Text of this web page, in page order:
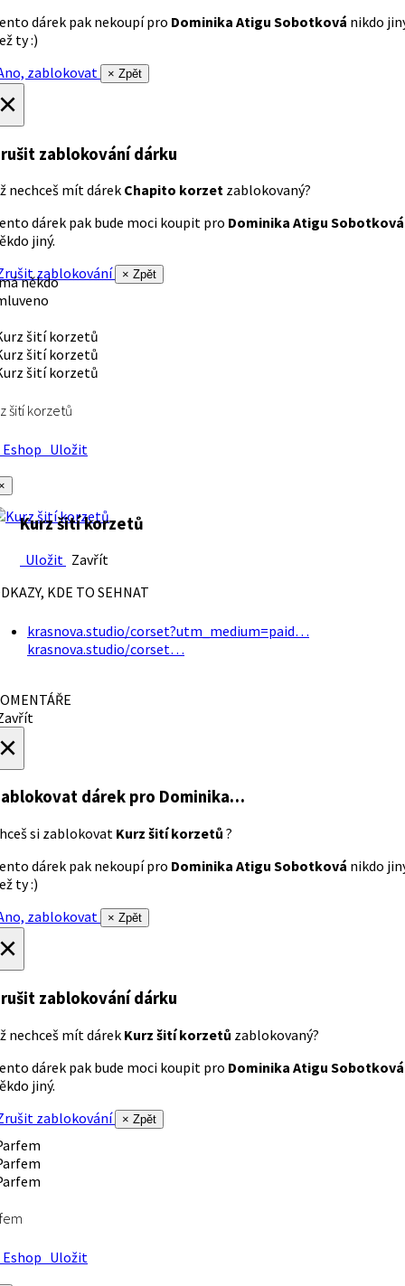
dárek pak nekoupí pro Dominika Atigu Sobotková nikdo
ty :)
zablokovat
× Zpět
zablokování dárku
nechceš mít dárek Chapito korzet zablokovaný?
dárek pak bude moci koupit pro Dominika Atigu Sobotková
jiný.
zablokování
× Zpět
někdo
šití korzetů
Uložit
Kurz šití korzetů
Uložit Zavřít
KDE TO SEHNAT
krasnova.studio/corset?utm_medium=paid…
krasnova.studio/corset…
dárek pro Dominika…
si zablokovat Kurz šití korzetů ?
dárek pak nekoupí pro Dominika Atigu Sobotková nikdo
ty :)
zablokovat
× Zpět
zablokování dárku
nechceš mít dárek Kurz šití korzetů zablokovaný?
dárek pak bude moci koupit pro Dominika Atigu Sobotková
jiný.
zablokování
× Zpět
Uložit